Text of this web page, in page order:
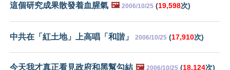
這個研究成果散發着血腥氣 🖼️ 2006/10/25 (19,598次)
中共在「紅土地」上高唱「和諧」 2006/10/25 (17,910次)
今天我才真正看見政府和黑幫勾結 🖼️ 2006/10/25 (18,124次)